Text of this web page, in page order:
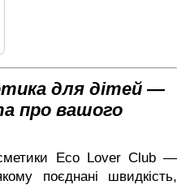
для дітей —
про вашого
Eco Lover Club —
поєднані швидкість,